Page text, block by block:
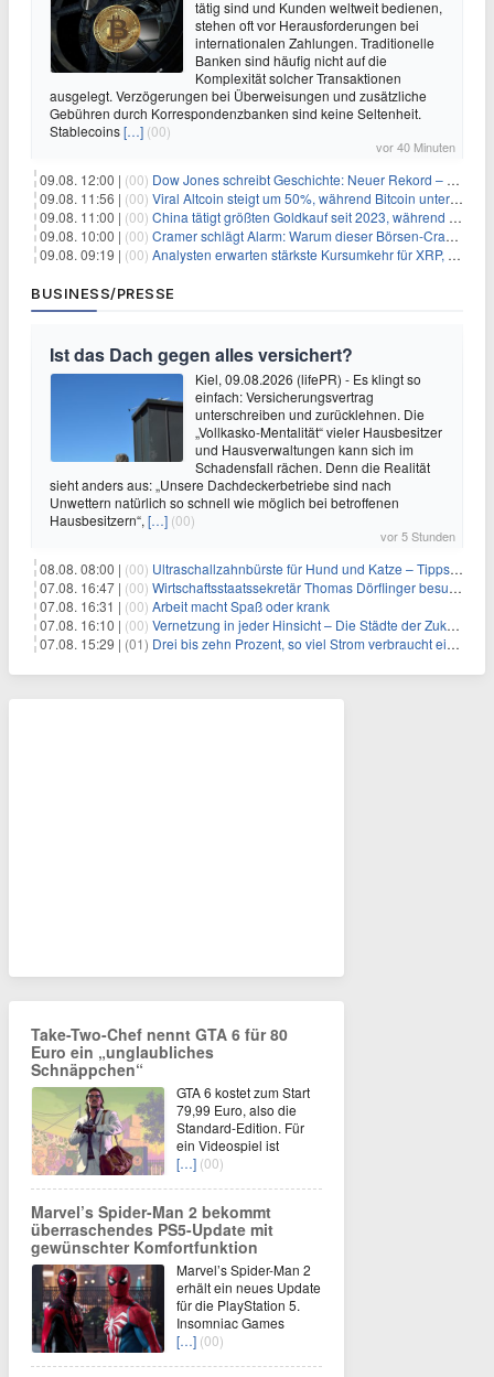
tätig sind und Kunden weltweit bedienen,
stehen oft vor Herausforderungen bei
internationalen Zahlungen. Traditionelle
Banken sind häufig nicht auf die
Komplexität solcher Transaktionen
ausgelegt. Verzögerungen bei Überweisungen und zusätzliche
Gebühren durch Korrespondenzbanken sind keine Seltenheit.
Stablecoins[…] (00)
vor 40 Minuten
09.08. 12:00 | (00) Dow Jones schreibt Geschichte: Neuer Rekord – und Amazon knackt die nächste Billionen-Marke
09.08. 11:56 | (00) Viral Altcoin steigt um 50%, während Bitcoin unter $65.000 fällt
09.08. 11:00 | (00) China tätigt größten Goldkauf seit 2023, während Goldpreis um 8% steigt
09.08. 10:00 | (00) Cramer schlägt Alarm: Warum dieser Börsen-Crash die beste Einstiegschance seit Monaten ist
09.08. 09:19 | (00) Analysten erwarten stärkste Kursumkehr für XRP, während Polymarket skeptisch bleibt
BUSINESS/PRESSE
Ist das Dach gegen alles versichert?
Kiel, 09.08.2026 (lifePR) - Es klingt so
einfach: Versicherungsvertrag
unterschreiben und zurücklehnen. Die
„Vollkasko-Mentalität“ vieler Hausbesitzer
und Hausverwaltungen kann sich im
Schadensfall rächen. Denn die Realität
sieht anders aus: „Unsere Dachdeckerbetriebe sind nach
Unwettern natürlich so schnell wie möglich bei betroffenen
Hausbesitzern“, […] (00)
vor 5 Stunden
08.08. 08:00 | (00) Ultraschallzahnbürste für Hund und Katze – Tipps zur erfolgreichen Eingewöhnung
07.08. 16:47 | (00) Wirtschaftsstaatssekretär Thomas Dörflinger besucht Handwerksbetrieb im Kammerbezirk Freiburg
07.08. 16:31 | (00) Arbeit macht Spaß oder krank
07.08. 16:10 | (00) Vernetzung in jeder Hinsicht – Die Städte der Zukunft sind grün-blau
07.08. 15:29 | (01) Drei bis zehn Prozent, so viel Strom verbraucht ein Aufzug im Gebäude
Take-Two-Chef nennt GTA 6 für 80
Euro ein „unglaubliches
Schnäppchen“
GTA 6 kostet zum Start
79,99 Euro, also die
Standard-Edition. Für
ein Videospiel ist
[…] (00)
Marvel’s Spider-Man 2 bekommt
überraschendes PS5-Update mit
gewünschter Komfortfunktion
Marvel’s Spider-Man 2
erhält ein neues Update
für die PlayStation 5.
Insomniac Games
[…] (00)